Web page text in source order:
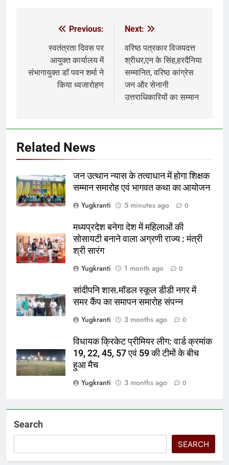
navigation
Previous:
स्वतंत्रता दिवस पर
आयुक्त कार्यालय में
संभागायुक्त डाॅ पवन शर्मा ने
किया ध्वजारोहण
Next:
वरिष्ठ पत्रकार विजयदत्त
श्रीधर,एन के सिंह,हरदैनिया
सम्मानित, वरिष्ठ कांग्रेस
जन और सेनानी
उत्तराधिकारियों का सम्मान
Related News
जन उत्थान न्यास के तत्वाधान में होगा शिक्षक
सम्मान समारोह एवं भागवत कथा का आयोजन
Yugkranti
5 minutes ago 0
मध्यप्रदेश बनेगा देश में महिलाओं की
सोसायटी बनाने वाला अग्रणी राज्य : मंत्री
श्री सारंग
Yugkranti
1 month ago 0
सांदीपनि शास.मॉडल स्कूल डीडी नगर में
समर कैंप का समापन समारोह संपन्न
Yugkranti
3 months ago 0
विधायक क्रिकेट प्रीमियर लीग: वार्ड क्रमांक
19, 22, 45, 57 एवं 59 की टीमों के बीच
हुआ मैच
Yugkranti
3 months ago 0
Search
SEARCH